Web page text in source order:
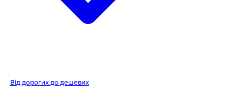
Від дорогих до дешевих